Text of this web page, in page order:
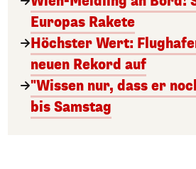
Europas Rakete
Höchster Wert:
neuen Rekord auf
"Wissen nur, dass er
bis Samstag